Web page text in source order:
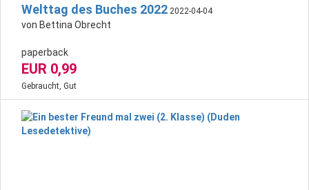
Welttag des Buches 2022 2022-04-04
von Bettina Obrecht
paperback
EUR 0,99
Gebraucht, Gut